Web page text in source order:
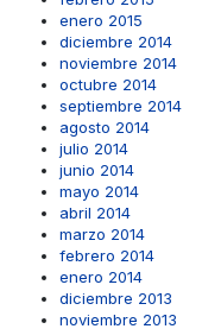
enero 2015
diciembre 2014
noviembre 2014
octubre 2014
septiembre 2014
agosto 2014
julio 2014
junio 2014
mayo 2014
abril 2014
marzo 2014
febrero 2014
enero 2014
diciembre 2013
noviembre 2013